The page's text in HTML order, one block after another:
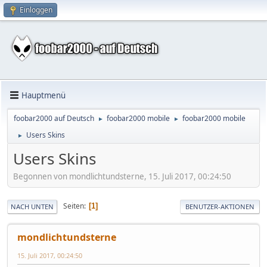
Einloggen
Hauptmenü
foobar2000 auf Deutsch ► foobar2000 mobile ► foobar2000 mobile
► Users Skins
Users Skins
Begonnen von mondlichtundsterne, 15. Juli 2017, 00:24:50
NACH UNTEN Seiten 1 BENUTZER-AKTIONEN
mondlichtundsterne
15. Juli 2017, 00:24:50